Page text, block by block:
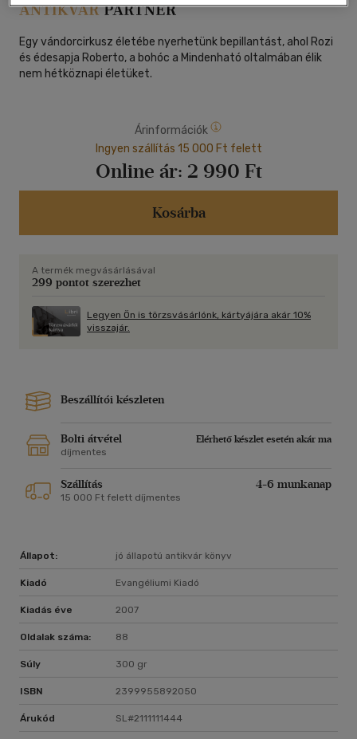
Egy vándorcirkusz életébe nyerhetünk bepillantást, ahol Rozi
és édesapja Roberto, a bohóc a Mindenható oltalmában élik
nem hétköznapi életüket.
Árinformációk
Ingyen szállítás 15 000 Ft felett
Online ár: 2 990 Ft
Kosárba
A termék megvásárlásával
299 pontot szerezhet
Legyen Ön is törzsvásárlónk, kártyájára akár 10%
visszajár.
Beszállítói készleten
Bolti átvétel
Elérhető készlet esetén akár ma
díjmentes
Szállítás 4-6 munkanap
15 000 Ft felett díjmentes
Állapot: jó állapotú antikvár könyv
Kiadó Evangéliumi Kiadó
Kiadás éve 2007
Oldalak száma: 88
Súly 300 gr
ISBN 2399955892050
Árukód SL#2111111444